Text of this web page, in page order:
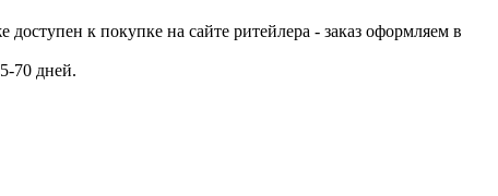
к покупке на сайте ритейлера - заказ оформляем в
70 дней.